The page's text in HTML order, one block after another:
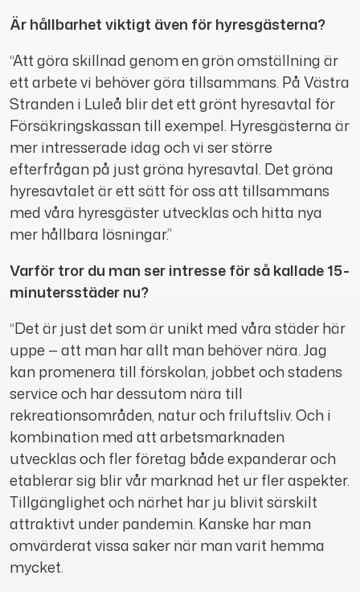
Är hållbarhet viktigt även för hyresgästerna?
“Att göra skillnad genom en grön omställning är
ett arbete vi behöver göra tillsammans. På Västra
Stranden i Luleå blir det ett grönt hyresavtal för
Försäkringskassan till exempel. Hyresgästerna är
mer intresserade idag och vi ser större
efterfrågan på just gröna hyresavtal. Det gröna
hyresavtalet är ett sätt för oss att tillsammans
med våra hyresgäster utvecklas och hitta nya
mer hållbara lösningar.”
Varför tror du man ser intresse för så kallade 15-
minutersstäder nu?
“Det är just det som är unikt med våra städer här
uppe — att man har allt man behöver nära. Jag
kan promenera till förskolan, jobbet och stadens
service och har dessutom nära till
rekreationsområden, natur och friluftsliv. Och i
kombination med att arbetsmarknaden
utvecklas och fler företag både expanderar och
etablerar sig blir vår marknad het ur fler aspekter.
Tillgänglighet och närhet har ju blivit särskilt
attraktivt under pandemin. Kanske har man
omvärderat vissa saker när man varit hemma
mycket.